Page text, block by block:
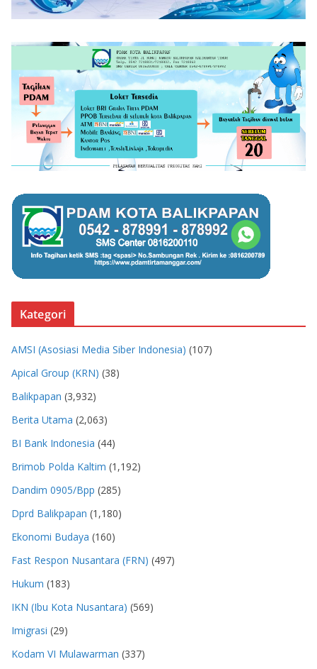
Kategori
AMSI (Asosiasi Media Siber Indonesia) (107)
Apical Group (KRN) (38)
Balikpapan (3,932)
Berita Utama (2,063)
BI Bank Indonesia (44)
Brimob Polda Kaltim (1,192)
Dandim 0905/Bpp (285)
Dprd Balikpapan (1,180)
Ekonomi Budaya (160)
Fast Respon Nusantara (FRN) (497)
Hukum (183)
IKN (Ibu Kota Nusantara) (569)
Imigrasi (29)
Kodam VI Mulawarman (337)